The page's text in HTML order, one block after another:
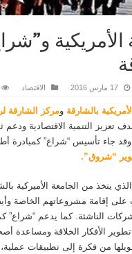
الأمريكية
17 مارس 2016 الاقتصاد
بالشارقة ومركز الشارقة
تعزيز التنمية الاقتصادية ودعم
وقد جاء تأسيس “شراع” كمبادرة
“شروق”.
يتخذ من الجامعة الأميركية
إقامة مشروعاتهم الخاصة
الناشئة. كما يدعم “شراع”
تطوير الأفكار الخلاقة ومساعدة
من فكرة إلى تطبيقات